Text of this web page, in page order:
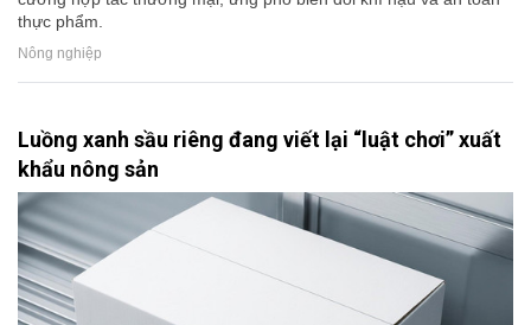
thực phẩm.
Nông nghiệp
Luồng xanh sầu riêng đang viết lại “luật chơi” xuất
khẩu nông sản